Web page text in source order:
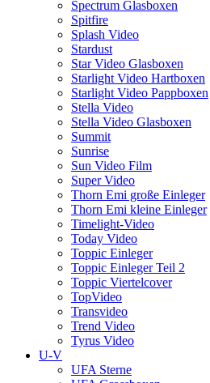
Spectrum Glasboxen
Spitfire
Splash Video
Stardust
Star Video Glasboxen
Starlight Video Hartboxen
Starlight Video Pappboxen
Stella Video
Stella Video Glasboxen
Summit
Sunrise
Sun Video Film
Super Video
Thorn Emi große Einleger
Thorn Emi kleine Einleger
Timelight-Video
Today Video
Toppic Einleger
Toppic Einleger Teil 2
Toppic Viertelcover
TopVideo
Transvideo
Trend Video
Tyrus Video
U-V
UFA Sterne